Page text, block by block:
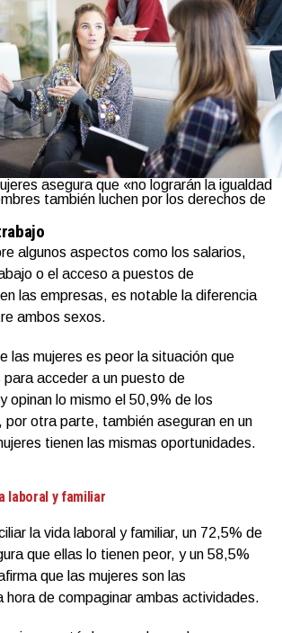
asegura que «no lograrán la igualdad
también luchen por los derechos de
algunos aspectos como los salarios,
o el acceso a puestos de
las empresas, es notable la diferencia
ambos sexos.
las mujeres es peor la situación que
para acceder a un puesto de
opinan lo mismo el 50,9% de los
por otra parte, también aseguran en un
tienen las mismas oportunidades.
laboral y familiar
la vida laboral y familiar, un 72,5% de
que ellas lo tienen peor, y un 58,5%
que las mujeres son las
hora de compaginar ambas actividades.